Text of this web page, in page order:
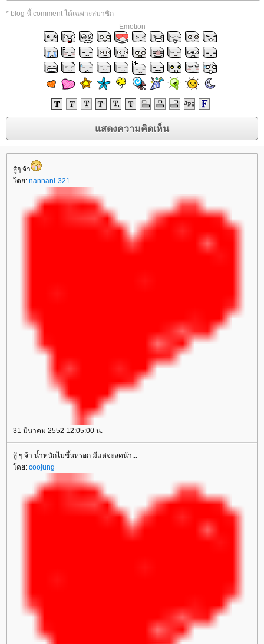
* blog นี้ comment ได้เฉพาะสมาชิก
Emotion
สู้ๆ จ้า
ดย: nannani-321
31 มีนาคม 2552 12:05:00 น.
สู้ ๆ จ้า น้ำหนักไม่ขึ้นหรอก มีแต่จะลดน้า...
ดย: coojung